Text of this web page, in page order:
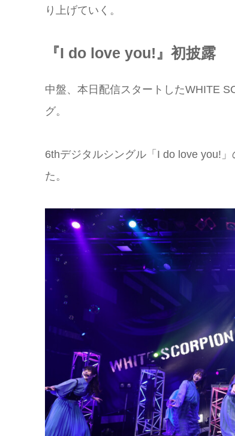
り上げていく。
『I do love you!』初披露
中盤、本日配信スタートしたWHITE
グ。
6thデジタルシングル「I do love you!
た。